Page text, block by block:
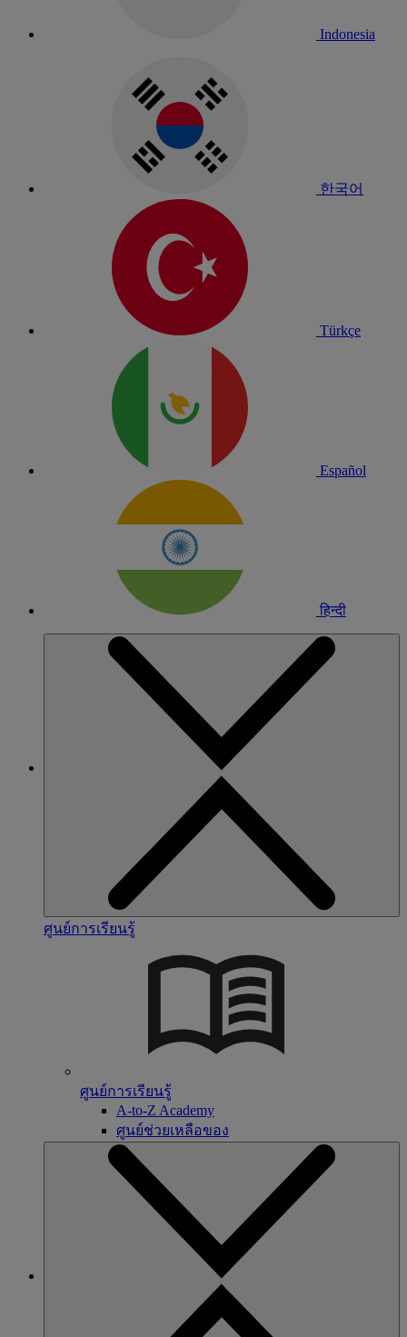
Indonesia
한국어
Türkçe
Español
हिन्दी
ศูนย์การเรียนรู้
ศูนย์การเรียนรู้
A-to-Z Academy
ศูนย์ช่วยเหลือของ